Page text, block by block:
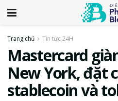
Trang chủ Tin tức 24H
Mastercard
New York, đặt
stablecoin và